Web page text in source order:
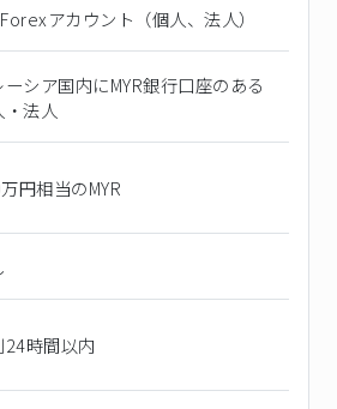
アカウント（個⼈、法⼈）
ーシア国内にMYR銀行口座のある
・法人
円相当のMYR
24時間以内